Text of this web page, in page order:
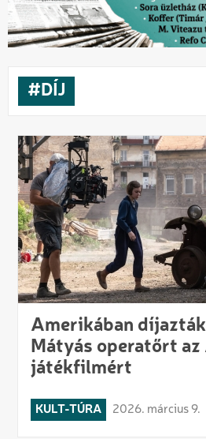
DÍJ
Amerikában
Mátyás operatőrt az
játékfilmért
KULT-TÚRA 2026. március 9.